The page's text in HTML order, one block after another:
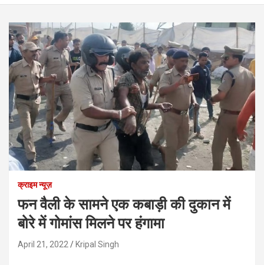
क्राइम न्यूज़
फन वैली के सामने एक कबाड़ी की दुकान में
बोरे में गोमांस मिलने पर हंगामा
April 21, 2022 Kripal Singh